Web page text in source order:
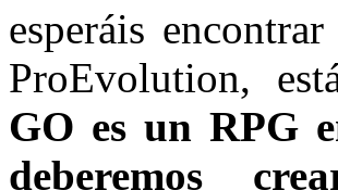
esperáis
ProEvolution,
GO es un RPG
deberemos